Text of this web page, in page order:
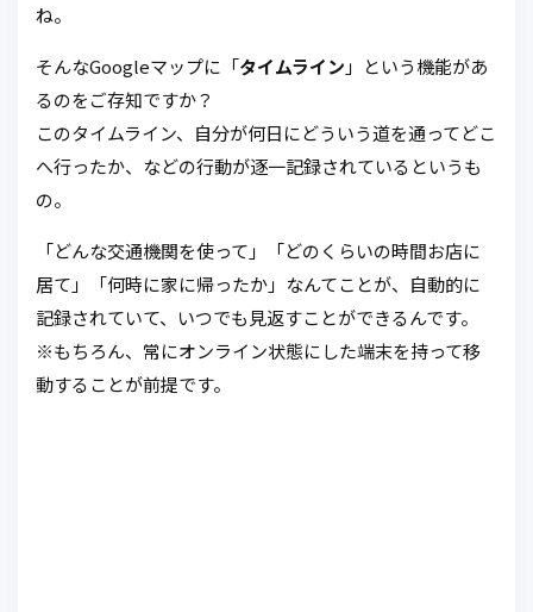
ね。
そんなGoogleマップに「タイムライン 」という機能があ
るのをご存知ですか？
このタイムライン、自分が何日にどういう道を通ってどこ
へ行ったか、などの行動が逐一記録されているというも
の。
「どんな交通機関を使って」「どのくらいの時間お店に
居て」「何時に家に帰ったか」なんてことが、自動的に
記録されていて、いつでも見返すことができるんです。
※もちろん、常にオンライン状態にした端末を持って移
動することが前提です。